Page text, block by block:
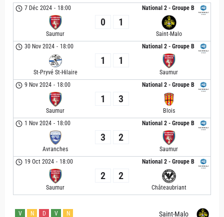
National 2 - Groupe B
7 Déc 2024 - 18:00
Saumur
0 1
Saint-Malo
National 2 - Groupe B
30 Nov 2024 - 18:00
St-Pryvé St-Hilaire
1 1
Saumur
National 2 - Groupe B
9 Nov 2024 - 18:00
Saumur
1 3
Blois
National 2 - Groupe B
1 Nov 2024 - 18:00
Avranches
3 2
Saumur
National 2 - Groupe B
19 Oct 2024 - 18:00
Saumur
2 2
Châteaubriant
Saint-Malo
V N D V N